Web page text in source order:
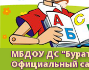
МБДОУ ДС
Официальный